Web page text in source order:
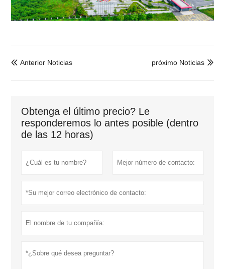
 Anterior Noticias 
próximo Noticias
Obtenga el último precio? Le
responderemos lo antes posible (dentro
de las 12 horas)